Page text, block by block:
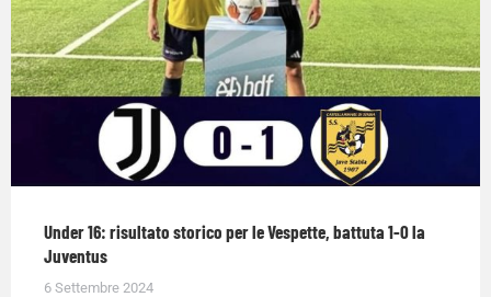
Under 16: risultato storico per le Vespette, battuta 1-0 la
Juventus
6 Settembre 2024